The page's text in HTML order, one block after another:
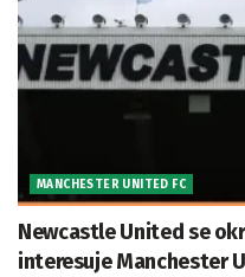
MANCHESTER UNITED FC
Newcastle United se
interesuje Manchester